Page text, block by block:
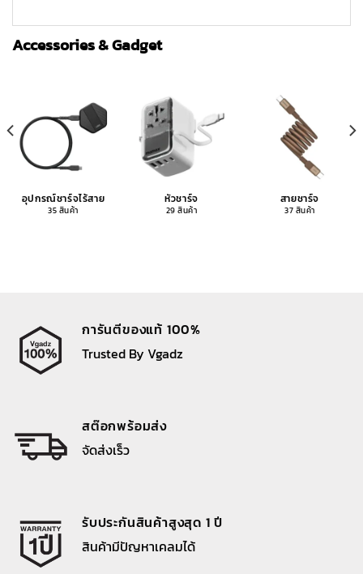
Accessories & Gadget
อุปกรณ์ชาร์จไร้สาย
35 สินค้า
หัวชาร์จ
29 สินค้า
สายชาร์จ
37 สินค้า
การันตีของแท้ 100%
Trusted By Vgadz
สต๊อกพร้อมส่ง
จัดส่งเร็ว
รับประกันสินค้าสูงสุด 1 ปี
สินค้ามีปัญหาเคลมได้